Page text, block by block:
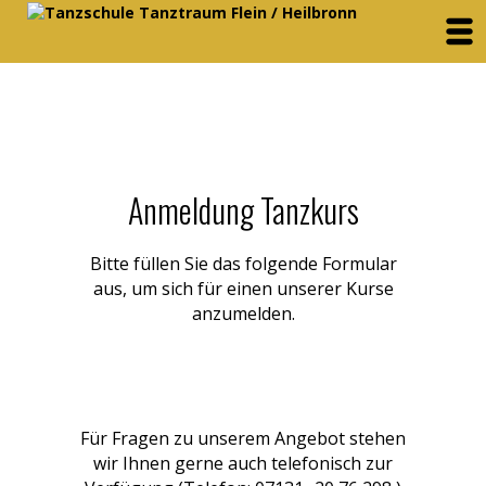
Anmeldung Tanzkurs
Bitte füllen Sie das folgende Formular
aus, um sich für einen unserer Kurse
anzumelden.
Für Fragen zu unserem Angebot stehen
wir Ihnen gerne auch telefonisch zur